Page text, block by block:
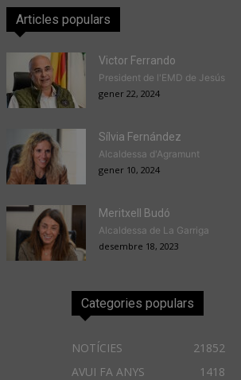
Articles populars
Victor Ferrando
President de l'EMD de Jesús
gener 22, 2024
Sílvia Fernández
Alcaldessa d'Agramunt
gener 10, 2024
Meritxell Budó
Alcaldessa de La Garriga
desembre 18, 2023
Categories populars
NOTÍCIES
21852
AVUI FA ANYS
1418